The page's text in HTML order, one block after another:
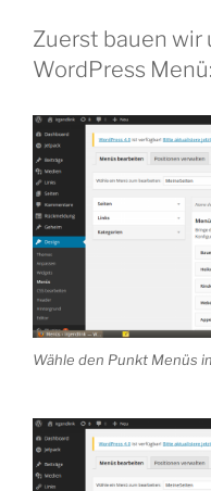
Zuerst bauen
WordPress Menü:
Wähle den Punkt Menüs